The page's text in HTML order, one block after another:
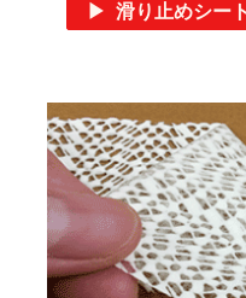
▶ 滑り止めシー